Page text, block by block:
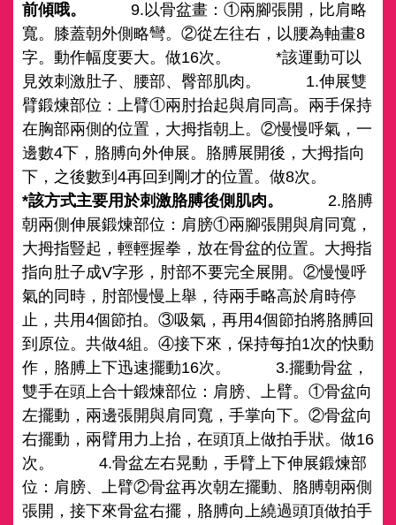
前傾哦。
9.以骨盆畫：①兩腳張開，比肩略
寬。膝蓋朝外側略彎。②從左往右，以腰為軸畫8
字。動作幅度要大。做16次。 *該運動可以
見效刺激肚子、腰部、臀部肌肉。 1.伸展雙
臂鍛煉部位：上臂①兩肘抬起與肩同高。兩手保持
在胸部兩側的位置，大拇指朝上。②慢慢呼氣，一
邊數4下，胳膊向外伸展。胳膊展開後，大拇指向
下，之後數到4再回到剛才的位置。做8次。
*該方式主要用於刺激胳膊後側肌肉。
2.胳膊
朝兩側伸展鍛煉部位：肩膀①兩腳張開與肩同寬，
大拇指豎起，輕輕握拳，放在骨盆的位置。大拇指
指向肚子成V字形，肘部不要完全展開。②慢慢呼
氣的同時，肘部慢慢上舉，待兩手略高於肩時停
止，共用4個節拍。③吸氣，再用4個節拍將胳膊回
到原位。共做4組。④接下來，保持每拍1次的快動
作，胳膊上下迅速擺動16次。 3.擺動骨盆，
雙手在頭上合十鍛煉部位：肩膀、上臂。①骨盆向
左擺動，兩邊張開與肩同寬，手掌向下。②骨盆向
右擺動，兩臂用力上抬，在頭頂上做拍手狀。做16
次。 4.骨盆左右晃動，手臂上下伸展鍛煉部
位：肩膀、上臂②骨盆再次朝左擺動、胳膊朝兩側
張開，接下來骨盆右擺，胳膊向上繞過頭頂做拍手